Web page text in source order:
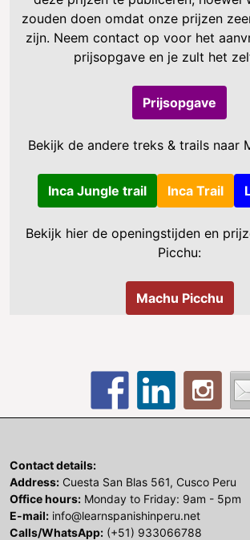
zouden doen omdat onze prijzen
zijn. Neem contact op voor het
prijsopgave en je zult het
Prijsopgave
Bekijk de andere treks & trails naar
Inca Jungle trail Inca Trail
Bekijk hier de openingstijden en
Picchu:
Machu Picchu
Contact details:
Address: Cuesta San Blas 561, Cusco Peru
Office hours: Monday to Friday: 9am - 5pm
E-mail: info@learnspanishinperu.net
Calls/WhatsApp: (+51) 933066788